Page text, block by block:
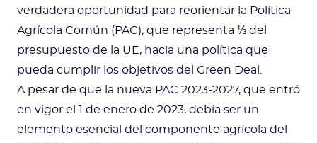
verdadera oportunidad para reorientar la Política
Agrícola Común (PAC), que representa ⅓ del
presupuesto de la UE, hacia una política que
pueda cumplir los objetivos del Green Deal.
A pesar de que la nueva PAC 2023-2027, que entró
en vigor el 1 de enero de 2023, debía ser un
elemento esencial del componente agrícola del